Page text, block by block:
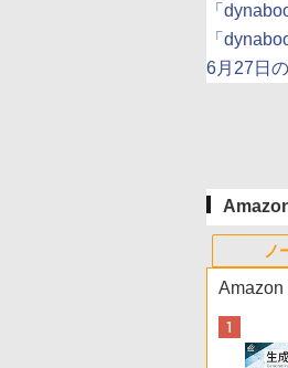
「
「
6月27日
ノ
Amazon